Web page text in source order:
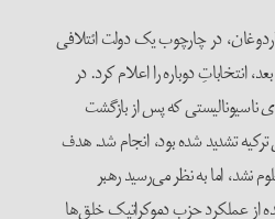
در چارچوب یک دولت ائتلافی
انتخاباتِ دوباره را اعلام کرد. در
فضای ناسیونالیستی که پس از بازگشت
تشدید شده بود، انجام شد. هدف
نشد، اما به نظر می‌رسید رهبر
از عملکرد حزب دموکراتیک خلق‌ها